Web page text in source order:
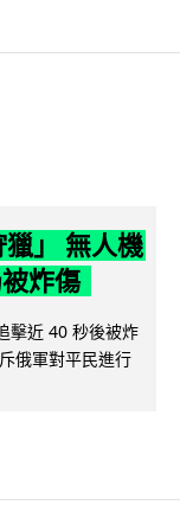
」 無人機
炸傷
擊近 40 秒後被炸
俄軍對平民進行